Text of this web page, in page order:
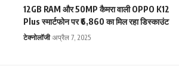
12GB RAM और 50MP कैमरा वाली OPPO K12
Plus स्मार्टफोन पर ₹6,860 का मिल रहा डिस्काउंट
टेक्नोलॉजी अप्रैल 7, 2025